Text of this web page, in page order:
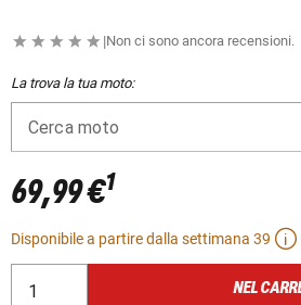
|Non ci sono ancora recensioni.
La trova la tua moto:
Cerca moto
69,99 €1
Disponibile a partire dalla settimana 39
NEL